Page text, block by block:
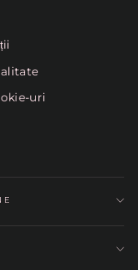
uri